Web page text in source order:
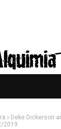
Deke Dickerson
2019